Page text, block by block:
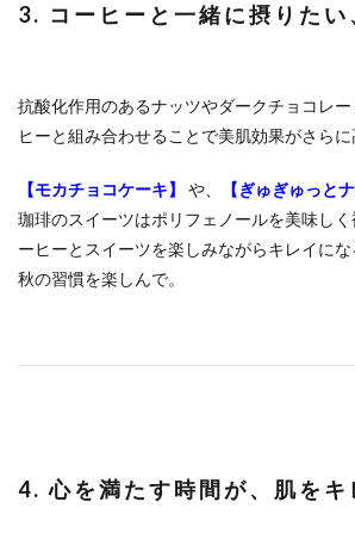
3. コーヒーと一緒に摂りたい
抗酸化作用のあるナッツやダークチョコレ
ヒーと組み合わせることで美肌効果がさらに
【モカチョコケーキ】 や、 【ぎゅぎゅっとナ
珈琲のスイーツはポリフェノールを美味しく
ーヒーとスイーツを楽しみながらキレイに
秋の習慣を楽しんで。
4. 心を満たす時間が、肌をキ